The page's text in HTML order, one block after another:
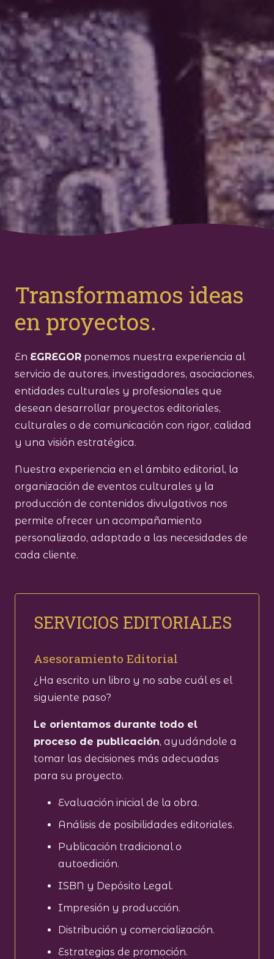
Transformamos ideas
en proyectos.
En EGREGOR ponemos nuestra experiencia al
servicio de autores, investigadores, asociaciones,
entidades culturales y profesionales que
desean desarrollar proyectos editoriales,
culturales o de comunicación con rigor, calidad
y una visión estratégica.
Nuestra experiencia en el ámbito editorial, la
organización de eventos culturales y la
producción de contenidos divulgativos nos
permite ofrecer un acompañamiento
personalizado, adaptado a las necesidades de
cada cliente.
SERVICIOS EDITORIALES
Asesoramiento Editorial
¿Ha escrito un libro y no sabe cuál es el
siguiente paso?
Le orientamos durante todo el
proceso de publicación, ayudándole a
tomar las decisiones más adecuadas
para su proyecto.
Evaluación inicial de la obra.
Análisis de posibilidades editoriales.
Publicación tradicional o
autoedición.
ISBN y Depósito Legal.
Impresión y producción.
Distribución y comercialización.
Estrategias de promoción.